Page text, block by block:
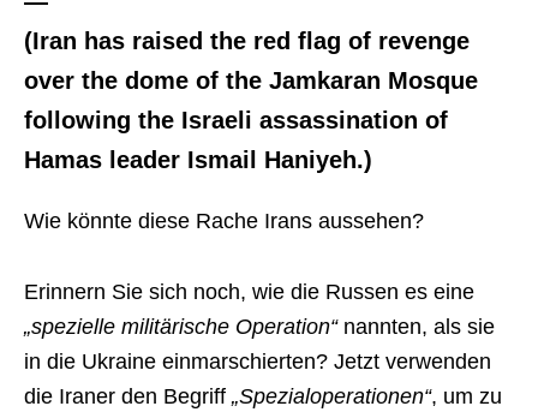
(Iran has raised the red flag of revenge
over the dome of the Jamkaran Mosque
following the Israeli assassination of
Hamas leader Ismail Haniyeh.)
Wie könnte diese Rache Irans aussehen?
Erinnern Sie sich noch, wie die Russen es eine
„spezielle militärische Operation“nannten, als sie
in die Ukraine einmarschierten? Jetzt verwenden
die Iraner den Begriff „Spezialoperationen“, um zu